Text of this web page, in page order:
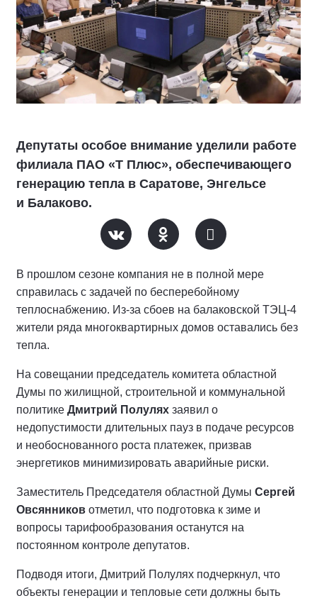
Депутаты особое внимание уделили работе
филиала ПАО «Т Плюс», обеспечивающего
генерацию тепла в Саратове, Энгельсе
и Балаково.
В прошлом сезоне компания не в полной мере
справилась с задачей по бесперебойному
теплоснабжению. Из-за сбоев на балаковской ТЭЦ-4
жители ряда многоквартирных домов оставались без
тепла.
На совещании председатель комитета областной
Думы по жилищной, строительной и коммунальной
политике Дмитрий Полулях заявил о
недопустимости длительных пауз в подаче ресурсов
и необоснованного роста платежек, призвав
энергетиков минимизировать аварийные риски.
Заместитель Председателя областной Думы Сергей
Овсянников отметил, что подготовка к зиме и
вопросы тарифообразования останутся на
постоянном контроле депутатов.
Подводя итоги, Дмитрий Полулях подчеркнул, что
объекты генерации и тепловые сети должны быть